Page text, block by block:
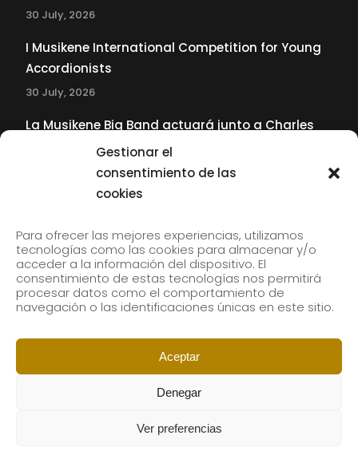
Gestionar el
consentimiento de las
cookies
Para ofrecer las mejores experiencias, utilizamos
tecnologías como las cookies para almacenar y/o
acceder a la información del dispositivo. El
consentimiento de estas tecnologías nos permitirá
procesar datos como el comportamiento de
navegación o las identificaciones únicas en este sitio.
Aceptar
Denegar
Ver preferencias
30 July, 2026
I Musikene International Competition for Young
Accordionists
30 July, 2026
La Musikene Big Band actuará junto a Charles
Tolliver en el 61 Jazzaldia
Subscribe to our newsletter to receive our news by
email.